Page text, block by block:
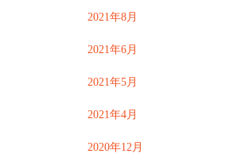
2021年8月
2021年6月
2021年5月
2021年4月
2020年12月